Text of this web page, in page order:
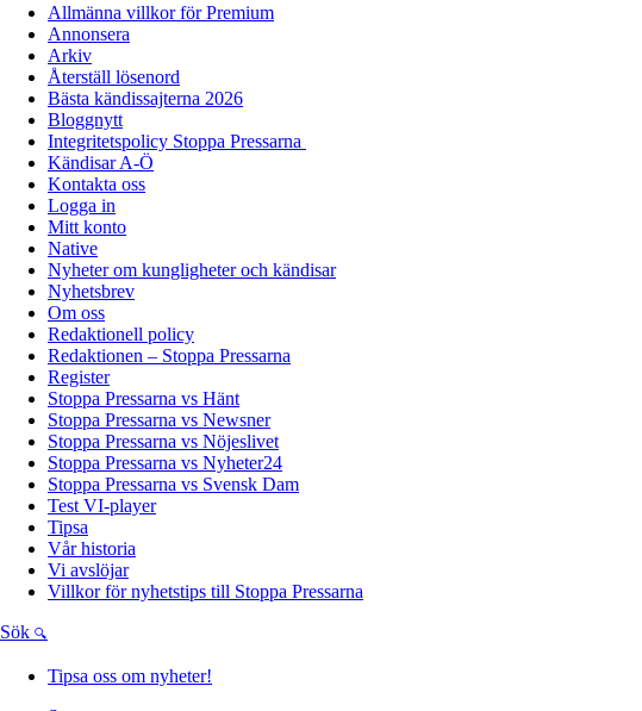
Allmänna villkor för Premium
Annonsera
Arkiv
Återställ lösenord
Bästa kändissajterna 2026
Bloggnytt
Integritetspolicy Stoppa Pressarna
Kändisar A-Ö
Kontakta oss
Logga in
Mitt konto
Native
Nyheter om kungligheter och kändisar
Nyhetsbrev
Om oss
Redaktionell policy
Redaktionen – Stoppa Pressarna
Register
Stoppa Pressarna vs Hänt
Stoppa Pressarna vs Newsner
Stoppa Pressarna vs Nöjeslivet
Stoppa Pressarna vs Nyheter24
Stoppa Pressarna vs Svensk Dam
Test VI-player
Tipsa
Vår historia
Vi avslöjar
Villkor för nyhetstips till Stoppa Pressarna
Sök
Tipsa oss om nyheter!